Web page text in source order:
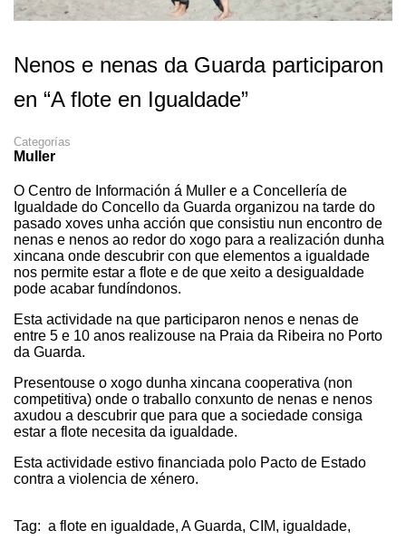
Nenos e nenas da Guarda participaron
en “A flote en Igualdade”
Categorías
Muller
O Centro de Información á Muller e a Concellería de
Igualdade do Concello da Guarda organizou na tarde do
pasado xoves unha acción que consistiu nun encontro de
nenas e nenos ao redor do xogo para a realización dunha
xincana onde descubrir con que elementos a igualdade
nos permite estar a flote e de que xeito a desigualdade
pode acabar fundíndonos.
Esta actividade na que participaron nenos e nenas de
entre 5 e 10 anos realizouse na Praia da Ribeira no Porto
da Guarda.
Presentouse o xogo dunha xincana cooperativa (non
competitiva) onde o traballo conxunto de nenas e nenos
axudou a descubrir que para que a sociedade consiga
estar a flote necesita da igualdade.
Esta actividade estivo financiada polo Pacto de Estado
contra a violencia de xénero.
Tag: a flote en igualdade, A Guarda, CIM, igualdade,